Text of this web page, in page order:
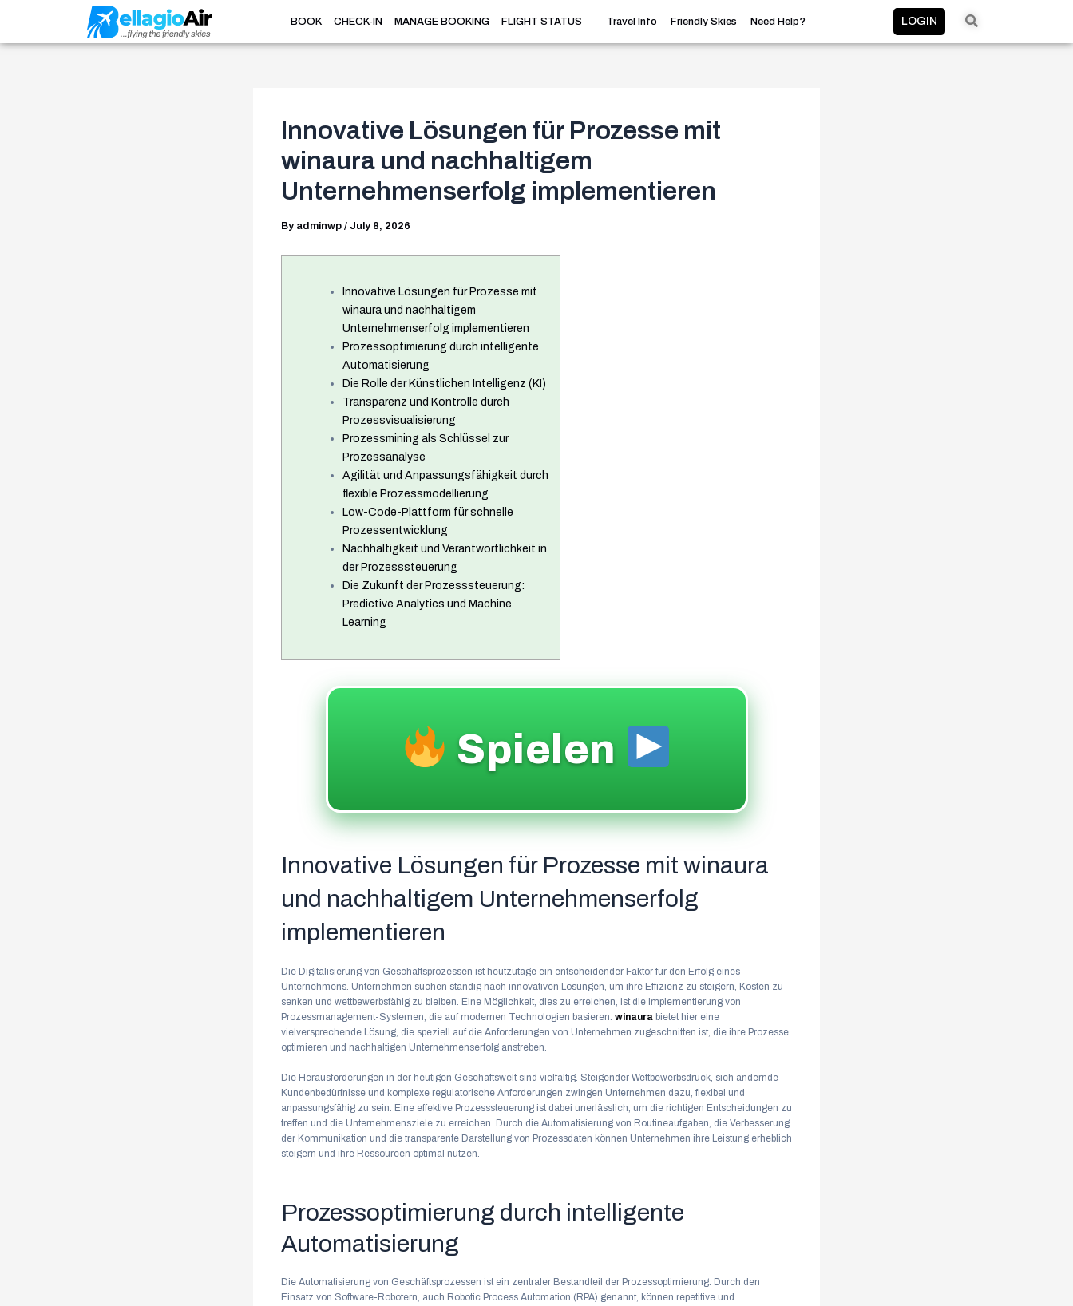
content
BOOK CHECK-IN MANAGE BOOKING FLIGHT STATUS Travel Info Friendly Skies Need Help? LOGIN
Innovative Lösungen für Prozesse mit
winaura und nachhaltigem
Unternehmenserfolg implementieren
By adminwp / July 8, 2026
Innovative Lösungen für Prozesse mit
winaura und nachhaltigem
Unternehmenserfolg implementieren
Prozessoptimierung durch intelligente
Automatisierung
Die Rolle der Künstlichen Intelligenz (KI)
Transparenz und Kontrolle durch
Prozessvisualisierung
Prozessmining als Schlüssel zur
Prozessanalyse
Agilität und Anpassungsfähigkeit durch
flexible Prozessmodellierung
Low-Code-Plattform für schnelle
Prozessentwicklung
Nachhaltigkeit und Verantwortlichkeit in
der Prozesssteuerung
Die Zukunft der Prozesssteuerung:
Predictive Analytics und Machine
Learning
Spielen
Innovative Lösungen für Prozesse mit winaura
und nachhaltigem Unternehmenserfolg
implementieren
Die Digitalisierung von Geschäftsprozessen ist heutzutage ein entscheidender Faktor für den Erfolg eines
Unternehmens. Unternehmen suchen ständig nach innovativen Lösungen, um ihre Effizienz zu steigern, Kosten zu
senken und wettbewerbsfähig zu bleiben. Eine Möglichkeit, dies zu erreichen, ist die Implementierung von
Prozessmanagement-Systemen, die auf modernen Technologien basieren. winaura bietet hier eine
vielversprechende Lösung, die speziell auf die Anforderungen von Unternehmen zugeschnitten ist, die ihre Prozesse
optimieren und nachhaltigen Unternehmenserfolg anstreben.
Die Herausforderungen in der heutigen Geschäftswelt sind vielfältig. Steigender Wettbewerbsdruck, sich ändernde
Kundenbedürfnisse und komplexe regulatorische Anforderungen zwingen Unternehmen dazu, flexibel und
anpassungsfähig zu sein. Eine effektive Prozesssteuerung ist dabei unerlässlich, um die richtigen Entscheidungen zu
treffen und die Unternehmensziele zu erreichen. Durch die Automatisierung von Routineaufgaben, die Verbesserung
der Kommunikation und die transparente Darstellung von Prozessdaten können Unternehmen ihre Leistung erheblich
steigern und ihre Ressourcen optimal nutzen.
Prozessoptimierung durch intelligente
Automatisierung
Die Automatisierung von Geschäftsprozessen ist ein zentraler Bestandteil der Prozessoptimierung. Durch den
Einsatz von Software-Robotern, auch Robotic Process Automation (RPA) genannt, können repetitive und
navigation